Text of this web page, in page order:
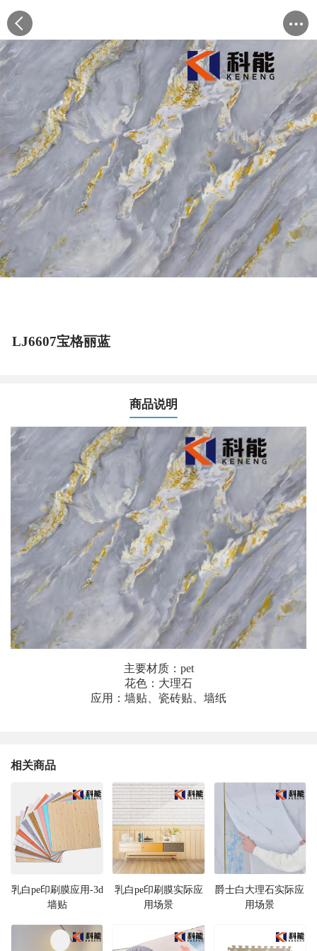
LJ6607宝格丽蓝
商品说明
主要材质：pet
花色：大理石
应用：墙贴、瓷砖贴、墙纸
相关商品
乳白pe印刷膜应用-3d
墙贴
乳白pe印刷膜实际应
用场景
爵士白大理石实际应
用场景